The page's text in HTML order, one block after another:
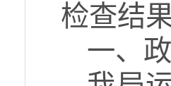
检查结
一、